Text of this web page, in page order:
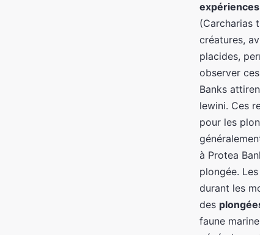
(Carcharias
créatures,
placides,
observer
Banks
lewini. Ces
pour les
à Protea
plongée.
durant les
des
faune